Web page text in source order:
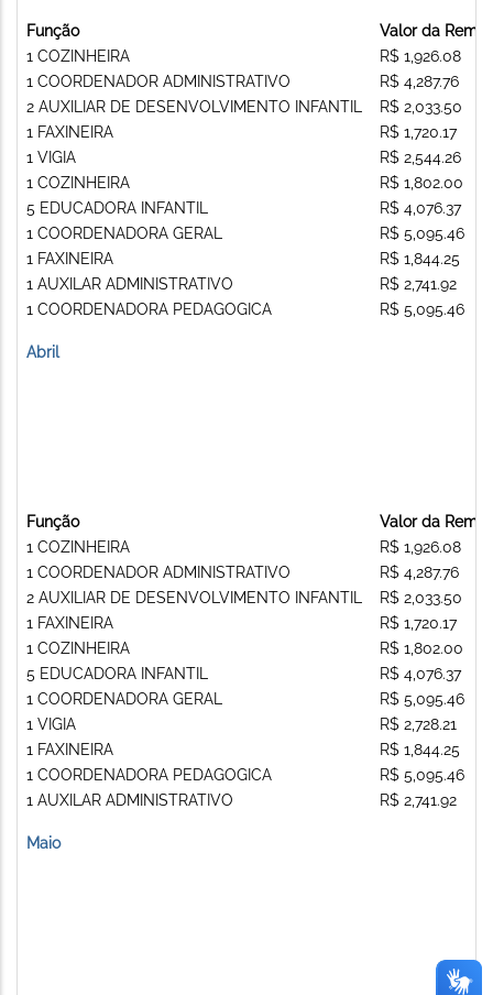
Função
1 COZINHEIRA
1 COORDENADOR ADMINISTRATIVO
2 AUXILIAR DE DESENVOLVIMENTO INFANTIL
1 FAXINEIRA
1 VIGIA
1 COZINHEIRA
5 EDUCADORA INFANTIL
1 COORDENADORA GERAL
1 FAXINEIRA
1 AUXILAR ADMINISTRATIVO
1 COORDENADORA PEDAGOGICA
Valor da
R$ 1,926.08
R$ 4,287.76
R$ 2,033.50
R$ 1,720.17
R$ 2,544.26
R$ 1,802.00
R$ 4,076.37
R$ 5,095.46
R$ 1,844.25
R$ 2,741.92
R$ 5,095.46
Abril
Função
1 COZINHEIRA
1 COORDENADOR ADMINISTRATIVO
2 AUXILIAR DE DESENVOLVIMENTO INFANTIL
1 FAXINEIRA
1 COZINHEIRA
5 EDUCADORA INFANTIL
1 COORDENADORA GERAL
1 VIGIA
1 FAXINEIRA
1 COORDENADORA PEDAGOGICA
1 AUXILAR ADMINISTRATIVO
Valor da
R$ 1,926.08
R$ 4,287.76
R$ 2,033.50
R$ 1,720.17
R$ 1,802.00
R$ 4,076.37
R$ 5,095.46
R$ 2,728.21
R$ 1,844.25
R$ 5,095.46
R$ 2,741.92
Maio